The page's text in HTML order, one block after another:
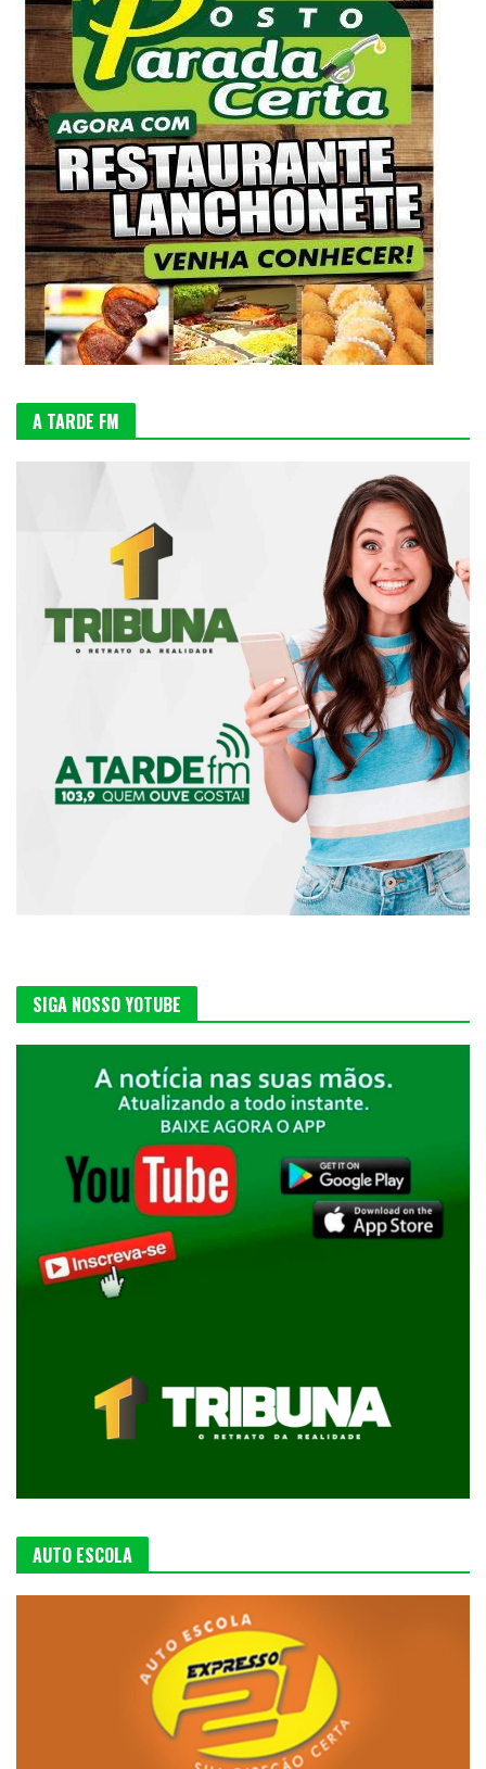
A TARDE FM
SIGA NOSSO YOTUBE
AUTO ESCOLA